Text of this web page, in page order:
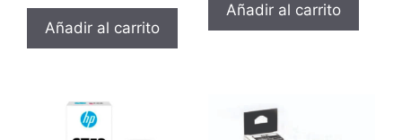
Añadir al carrito
Añadir al carrito